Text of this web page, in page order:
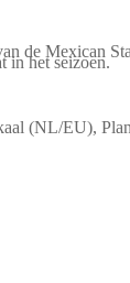
de Mexican
in het seizoen.
(NL/EU),